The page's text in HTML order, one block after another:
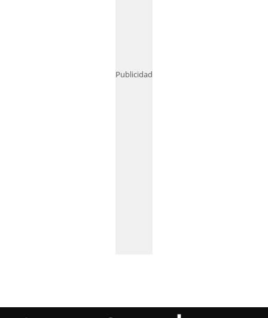
Publicidad